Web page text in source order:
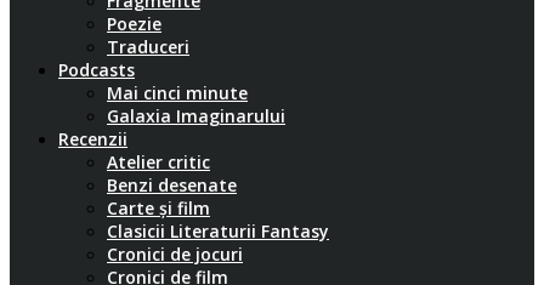
Poezie
Traduceri
Podcasts
Mai cinci minute
Galaxia Imaginarului
Recenzii
Atelier critic
Benzi desenate
Carte și film
Clasicii Literaturii Fantasy
Cronici de jocuri
Cronici de film